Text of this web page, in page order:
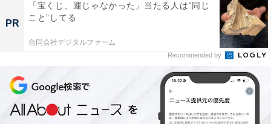
1位に輝いたのは、KAnoZA（カノザ）の「八重雲晴れて
フィナンシェ」でした。出雲に漂う八重雲をイメージし
た、上品なフォルムが特徴の洋菓子です。木次バターを
贅沢に使用し、しっとり芳醇な香りが広がる味わいは非
常に洗練されています。神話の国・島根の神秘的なパッ
ケージデザインも美しく、大切な方への特別な帰省土産
として高く評価されました。
PR
「宝くじ、運じゃなかった」当たる人は“同じ
こと”してる
合同会社デジタルファーム
Recommended by